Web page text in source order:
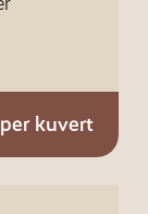
kuvert